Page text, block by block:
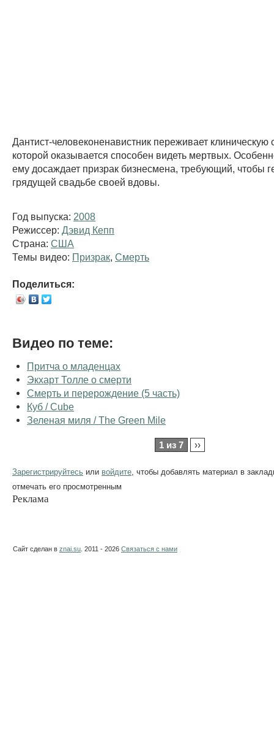
Дантист-человеконенавистник переживает клиническую
которой оказывается способен видеть мертвых.
ему досаждает призрак бизнесмена, требующий, чтобы
грядущей свадьбе своей вдовы.
Год выпуска: 2008
Режиссер: Дэвид Кепп
Страна: США
Темы видео: Призрак Смерть
Поделиться:
Видео по теме:
Притча о младенцах
Экхарт Толле о смерти
Смерть и перерождение (5 часть)
Куб / Cube
Зеленая миля / The Green Mile
1 из 7 ››
Зарегистрируйтесь или войдите , чтобы добавлять материал в
отмечать его просмотренным
Реклама
Сайт сделан в znai.su . 2011 - 2026 Связаться с нами